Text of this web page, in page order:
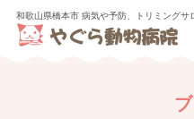
和歌山県橋本市 病気や予防、トリミングサ